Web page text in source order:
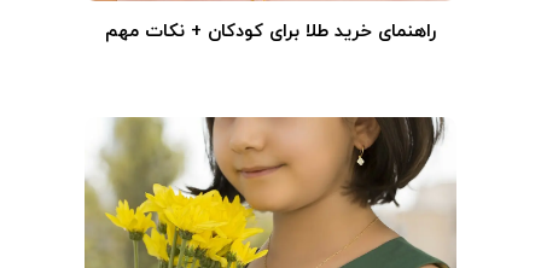
راهنمای خرید طلا برای کودکان + نکات مهم